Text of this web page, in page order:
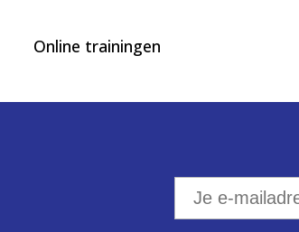
Online trainingen